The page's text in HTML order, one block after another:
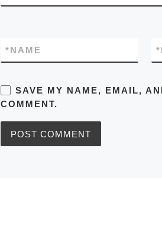
NAME
* *
SAVE MY NAME, EMAIL,
COMMENT.